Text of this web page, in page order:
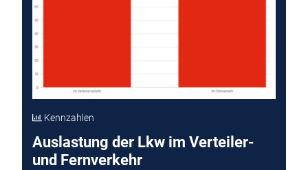
Kennzahlen
Auslastung der Lkw im Verteiler-
und Fernverkehr